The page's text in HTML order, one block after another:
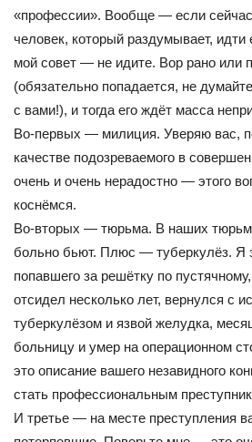
«профессии». Вообще — если сейчас
человек, который раздумывает, идти
мой совет — не идите. Вор рано или
(обязательно попадается, не
с вами!), и тогда его ждёт масса
Во-первых — милиция. Уверяю вас,
качестве подозреваемого в
очень и очень нерадостно — этого
коснёмся.
Во-вторых — тюрьма. В наших
больно бьют. Плюс — туберкулёз. Я
попавшего за решётку по
отсидел несколько лет, вернулся с
туберкулёзом и язвой желудка,
больницу и умер на операционном
это описание вашего незавидного
стать профессиональным
И третье — на месте преступления